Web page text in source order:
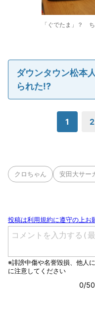
「ぐでたま」？
ダウンタウン松本
られた!?
1 2
クロちゃん 安田大サー